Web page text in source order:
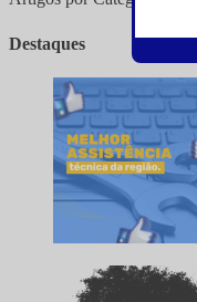
Destaques